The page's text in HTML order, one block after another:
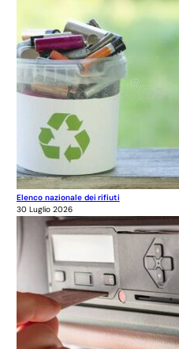
Elenco nazionale dei rifiuti
30 Luglio 2026